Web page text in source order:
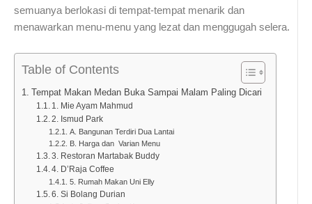
semuanya berlokasi di tempat-tempat menarik dan
menawarkan menu-menu yang lezat dan menggugah selera.
Table of Contents
Tempat Makan Medan Buka Sampai Malam Paling Dicari
1. Mie Ayam Mahmud
2. Ismud Park
A. Bangunan Terdiri Dua Lantai
B. Harga dan Varian Menu
3. Restoran Martabak Buddy
4. D’Raja Coffee
5. Rumah Makan Uni Elly
6. Si Bolang Durian